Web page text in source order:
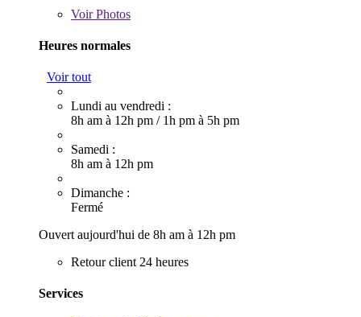
VoirPhotos
Heures normales
Voir tout
Lundi au vendredi :
8h am à 12h pm / 1h pm à 5h pm
Samedi :
8h am à 12h pm
Dimanche :
Fermé
Ouvert aujourd'hui de 8h am à 12h pm
Retour client 24 heures
Services